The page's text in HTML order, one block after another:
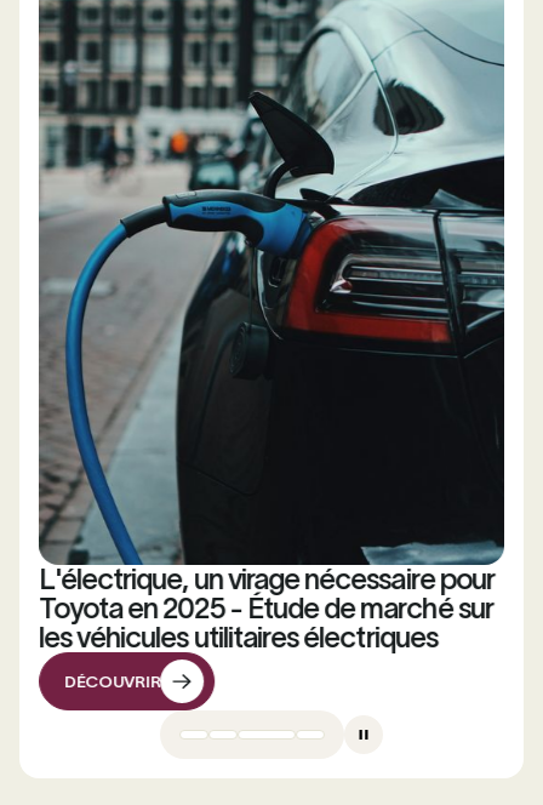
L'électrique, un virage nécessaire pour
Toyota en 2025 - Étude de marché sur
les véhicules utilitaires électriques
DÉCOUVRIR